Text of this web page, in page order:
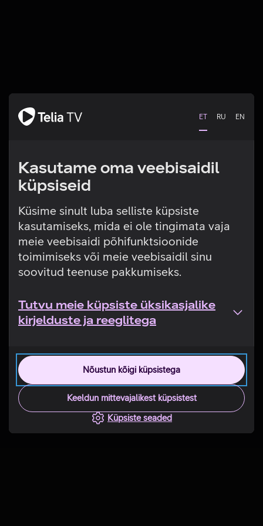
ET RU EN
Kasutame oma veebisaidil
küpsiseid
Küsime sinult luba selliste küpsiste
kasutamiseks, mida ei ole tingimata vaja
meie veebisaidi põhifunktsioonide
toimimiseks või meie veebisaidil sinu
soovitud teenuse pakkumiseks.
Tutvu meie küpsiste üksikasjalike
kirjelduste ja reeglitega
Nõustun kõigi küpsistega
Keeldun mittevajalikest küpsistest
Küpsiste seaded
Tehniline viga